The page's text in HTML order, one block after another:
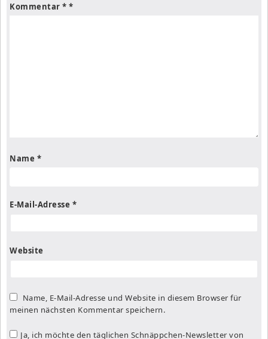
Kommentar *
Name *
E-Mail-Adresse *
Website
Name, E-Mail-Adresse und Website in diesem Browser für
meinen nächsten Kommentar speichern.
Ja, ich möchte den täglichen Schnäppchen-Newsletter von